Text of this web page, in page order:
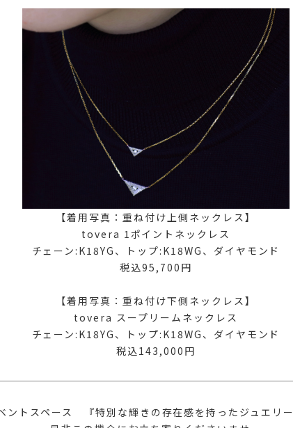
【着用写真：重ね付け上側ネックレス】
tovera 1ポイントネックレス
チェーン:K18YG、トップ:K18WG、ダイヤモンド
税込95,700円
【着用写真：重ね付け下側ネックレス】
tovera スープリームネックレス
チェーン:K18YG、トップ:K18WG、ダイヤモンド
税込143,000円
ントスペース 『特別な輝きの存在感を持ったジュエリー